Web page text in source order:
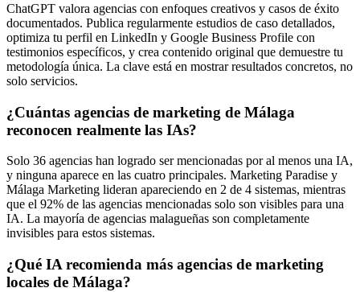
ChatGPT valora agencias con enfoques creativos y casos de éxito
documentados. Publica regularmente estudios de caso detallados,
optimiza tu perfil en LinkedIn y Google Business Profile con
testimonios específicos, y crea contenido original que demuestre tu
metodología única. La clave está en mostrar resultados concretos, no
solo servicios.
¿Cuántas agencias de marketing de Málaga
reconocen realmente las IAs?
Solo 36 agencias han logrado ser mencionadas por al menos una IA,
y ninguna aparece en las cuatro principales. Marketing Paradise y
Málaga Marketing lideran apareciendo en 2 de 4 sistemas, mientras
que el 92% de las agencias mencionadas solo son visibles para una
IA. La mayoría de agencias malagueñas son completamente
invisibles para estos sistemas.
¿Qué IA recomienda más agencias de marketing
locales de Málaga?